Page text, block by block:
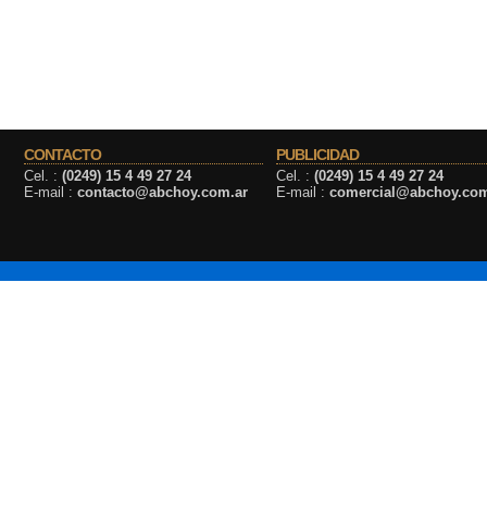
CONTACTO
Cel. : (0249) 15 4 49 27 24
E-mail : contacto@abchoy.com.ar
PUBLICIDAD
Cel. : (0249) 15 4 49 27 24
E-mail :